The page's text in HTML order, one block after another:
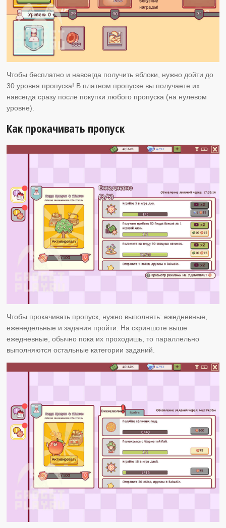
Чтобы бесплатно и навсегда получить яблоки, нужно дойти до
30 уровня пропуска! В платном пропуске вы получаете их
навсегда сразу после покупки любого пропуска (на нулевом
уровне).
Как прокачивать пропуск
Чтобы прокачивать пропуск, нужно выполнять: ежедневные,
еженедельные и задания пройти. На скриншоте выше
ежедневные, обычно пока их проходишь, то параллельно
выполняются остальные категории заданий.